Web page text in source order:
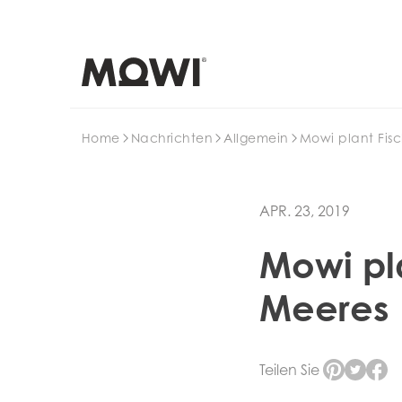
Home Nachrichten Allgemein Mowi plant
APR. 23, 2019
Mowi
Meeres
Teilen Sie